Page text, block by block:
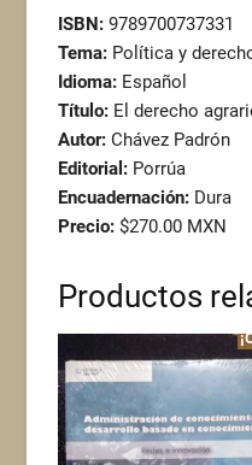
ISBN: 9789700737331
Tema: Política y
Idioma: Español
Título: El derecho
Autor: Chávez Padrón
Editorial: Porrúa
Encuadernación: Dura
Precio: $270.00 MXN
Productos